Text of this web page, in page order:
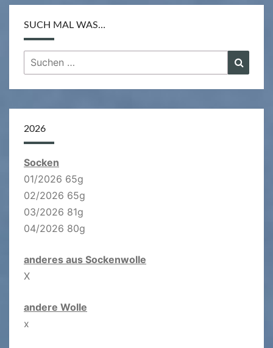
SUCH MAL WAS…
Suchen
nach:
2026
Socken
01/2026 65g
02/2026 65g
03/2026 81g
04/2026 80g
anderes aus Sockenwolle
X
andere Wolle
x